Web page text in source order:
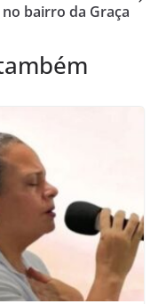
bairro da Graça